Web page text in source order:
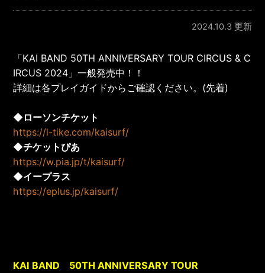
2024.10.3 更新
「KAI BAND 50TH ANNIVERSARY TOUR CIRCUS & C
IRCUS 2024」一般発売中！！
詳細は各プレイガイドからご確認ください。(先着)
◆ローソンチケット
https://l-tike.com/kaisurf/
◆チケットぴあ
https://w.pia.jp/t/kaisurf/
◆イープラス
https://eplus.jp/kaisurf/
KAI BAND 50TH ANNIVERSARY TOUR